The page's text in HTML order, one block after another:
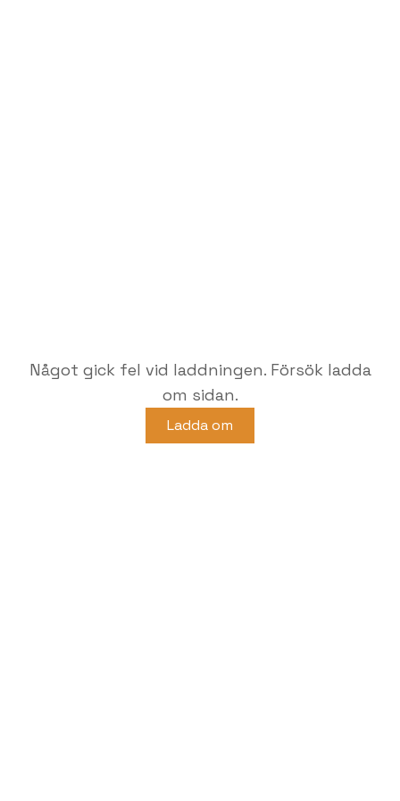
Något gick fel vid laddningen. Försök ladda
om sidan.
Ladda om